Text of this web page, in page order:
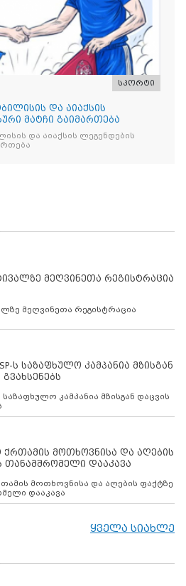
სპორტი
და აიაქსის
მატჩი გაიმართება
და აიაქსის ლეგენდების
მეღვინეთა რეგისტრაცია
მეღვინეთა რეგისტრაცია
ს საზაფხულო კამპანია მზისგან
საზაფხულო კამპანია მზისგან დაცვის
მოთხოვნისა და აღების
თანამშრომელი დააკავა
დააკავა
ყველა სიახლე